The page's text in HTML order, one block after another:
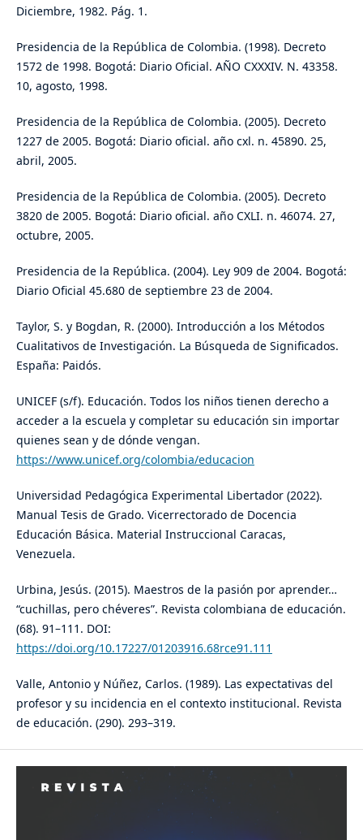
Diciembre, 1982. Pág. 1.
Presidencia de la República de Colombia. (1998). Decreto
1572 de 1998. Bogotá: Diario Oficial. AÑO CXXXIV. N. 43358.
10, agosto, 1998.
Presidencia de la República de Colombia. (2005). Decreto
1227 de 2005. Bogotá: Diario oficial. año cxl. n. 45890. 25,
abril, 2005.
Presidencia de la República de Colombia. (2005). Decreto
3820 de 2005. Bogotá: Diario oficial. año CXLI. n. 46074. 27,
octubre, 2005.
Presidencia de la República. (2004). Ley 909 de 2004. Bogotá:
Diario Oficial 45.680 de septiembre 23 de 2004.
Taylor, S. y Bogdan, R. (2000). Introducción a los Métodos
Cualitativos de Investigación. La Búsqueda de Significados.
España: Paidós.
UNICEF (s/f). Educación. Todos los niños tienen derecho a
acceder a la escuela y completar su educación sin importar
quienes sean y de dónde vengan.
https://www.unicef.org/colombia/educacion
Universidad Pedagógica Experimental Libertador (2022).
Manual Tesis de Grado. Vicerrectorado de Docencia
Educación Básica. Material Instruccional Caracas,
Venezuela.
Urbina, Jesús. (2015). Maestros de la pasión por aprender…
“cuchillas, pero chéveres”. Revista colombiana de educación.
(68). 91–111. DOI:
https://doi.org/10.17227/01203916.68rce91.111
Valle, Antonio y Núñez, Carlos. (1989). Las expectativas del
profesor y su incidencia en el contexto institucional. Revista
de educación. (290). 293–319.